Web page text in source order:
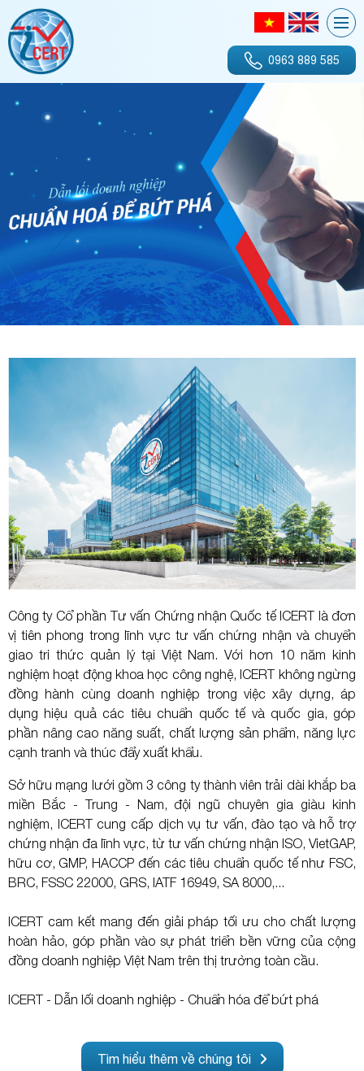
0963 889 585
Công ty Cổ phần Tư vấn Chứng nhận Quốc tế ICERT là đơn
vị tiên phong trong lĩnh vực tư vấn chứng nhận và chuyển
giao tri thức quản lý tại Việt Nam. Với hơn 10 năm kinh
nghiệm hoạt động khoa học công nghệ, ICERT không ngừng
đồng hành cùng doanh nghiệp trong việc xây dựng, áp
dụng hiệu quả các tiêu chuẩn quốc tế và quốc gia, góp
phần nâng cao năng suất, chất lượng sản phẩm, năng lực
cạnh tranh và thúc đẩy xuất khẩu.
Sở hữu mạng lưới gồm 3 công ty thành viên trải dài khắp ba
miền Bắc - Trung - Nam, đội ngũ chuyên gia giàu kinh
nghiệm, ICERT cung cấp dịch vụ tư vấn, đào tạo và hỗ trợ
chứng nhận đa lĩnh vực, từ tư vấn chứng nhận ISO, VietGAP,
hữu cơ, GMP, HACCP đến các tiêu chuẩn quốc tế như FSC,
BRC, FSSC 22000, GRS, IATF 16949, SA 8000,...
ICERT cam kết mang đến giải pháp tối ưu cho chất lượng
hoàn hảo, góp phần vào sự phát triển bền vững của cộng
đồng doanh nghiệp Việt Nam trên thị trường toàn cầu.
ICERT - Dẫn lối doanh nghiệp - Chuẩn hóa để bứt phá
Tìm hiểu thêm về chúng tôi